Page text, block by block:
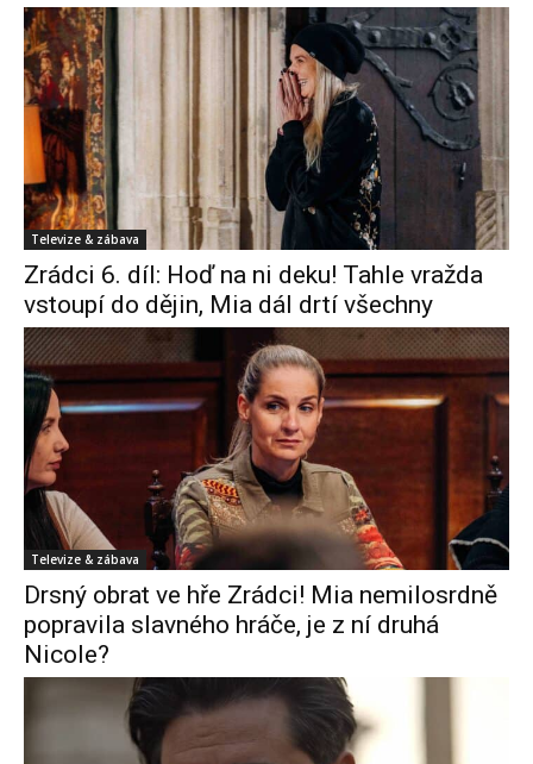
Televize & zábava
Zrádci 6. díl: Hoď na ni deku! Tahle vražda
vstoupí do dějin, Mia dál drtí všechny
Televize & zábava
Drsný obrat ve hře Zrádci! Mia nemilosrdně
popravila slavného hráče, je z ní druhá
Nicole?